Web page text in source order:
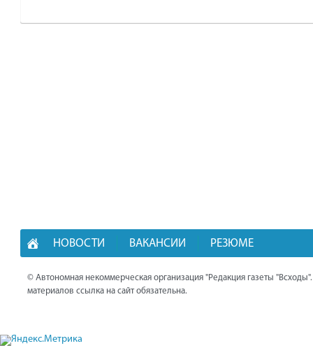
НОВОСТИ ВАКАНСИИ РЕЗЮМЕ
© Автономная некоммерческая организация "Редакция газеты
материалов ссылка на сайт обязательна.